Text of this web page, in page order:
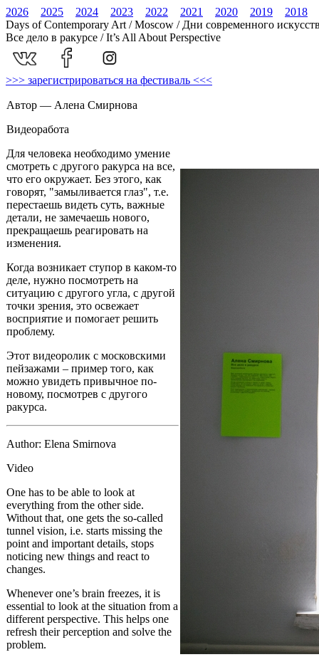
2026 2025 2024 2023 2022 2021 2020 2019
2018
Days of Contemporary Art / Moscow / Дни современного
Все дело в ракурсе / It’s All About Perspective
>>> зарегистрироваться на фестиваль <<<
Автор — Алена Смирнова
Видеоработа
Для человека необходимо умение
смотреть с другого ракурса на все,
что его окружает. Без этого, как
говорят, "замыливается глаз", т.е.
перестаешь видеть суть, важные
детали, не замечаешь нового,
прекращаешь реагировать на
изменения.
Когда возникает ступор в каком-то
деле, нужно посмотреть на
ситуацию с другого угла, с другой
точки зрения, это освежает
восприятие и помогает решить
проблему.
Этот видеоролик с московскими
пейзажами – пример того, как
можно увидеть привычное по-
новому, посмотрев с другого
ракурса.
Author: Elena Smirnova
Video
One has to be able to look at
everything from the other side.
Without that, one gets the so-called
tunnel vision, i.e. starts missing the
point and important details, stops
noticing new things and react to
changes.
Whenever one’s brain freezes, it is
essential to look at the situation from a
different perspective. This helps one
refresh their perception and solve the
problem.